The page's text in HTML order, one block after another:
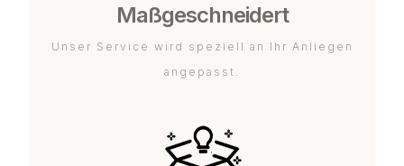
Maßgeschneidert
Unser Service wird speziell an Ihr Anliegen
angepasst.